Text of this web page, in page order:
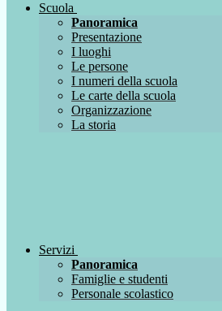
Scuola
Panoramica
Presentazione
I luoghi
Le persone
I numeri della scuola
Le carte della scuola
Organizzazione
La storia
Servizi
Panoramica
Famiglie e studenti
Personale scolastico